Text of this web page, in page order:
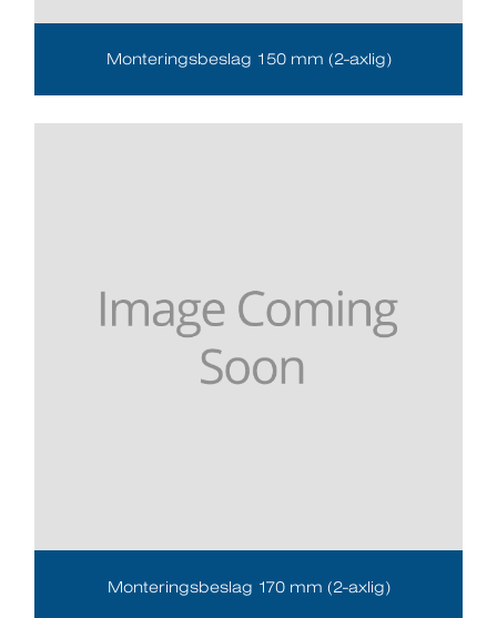
Monteringsbeslag 150 mm (2-axlig)
Monteringsbeslag 170 mm (2-axlig)